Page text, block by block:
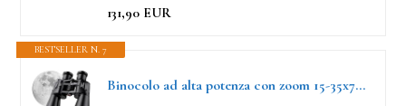
131,90 EUR
BESTSELLER N. 7
Binocolo ad alta potenza con zoom 15-35x70 per adulti, binocolo militare a lungo raggio per bird watching, caccia, viaggi e concerti, binocolo per astronomia con prisma BAK4 e lente FMC